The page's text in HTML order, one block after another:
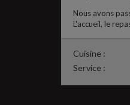
Nous avons
L'accueil, le
Cuisine :
Service :